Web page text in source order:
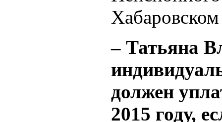
– Татьяна
должен
2015 году,